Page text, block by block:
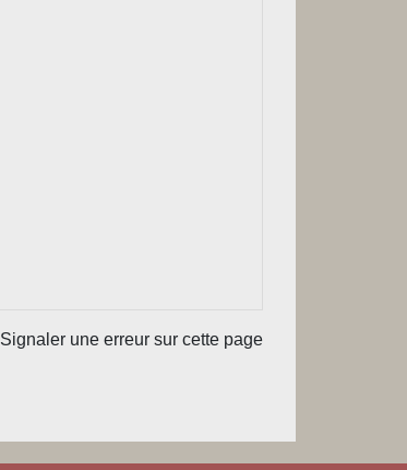
Signaler une erreur sur cette page